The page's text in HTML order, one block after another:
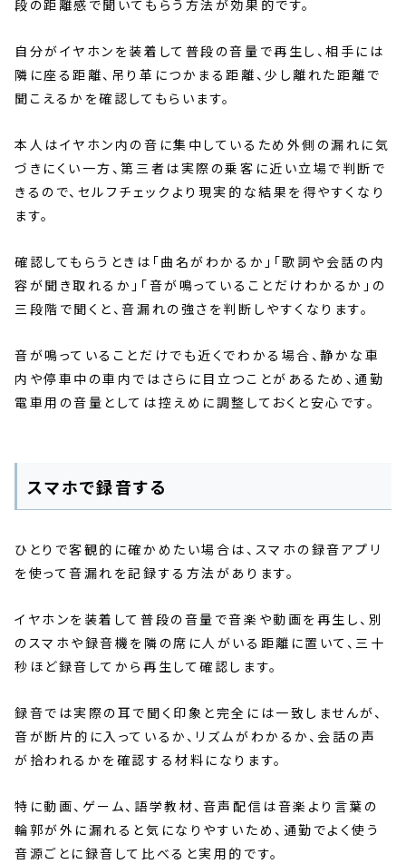
段の距離感で聞いてもらう方法が効果的です。
自分がイヤホンを装着して普段の音量で再生し、相手には
隣に座る距離、吊り革につかまる距離、少し離れた距離で
聞こえるかを確認してもらいます。
本人はイヤホン内の音に集中しているため外側の漏れに気
づきにくい一方、第三者は実際の乗客に近い立場で判断で
きるので、セルフチェックより現実的な結果を得やすくなり
ます。
確認してもらうときは「曲名がわかるか」「歌詞や会話の内
容が聞き取れるか」「音が鳴っていることだけわかるか」の
三段階で聞くと、音漏れの強さを判断しやすくなります。
音が鳴っていることだけでも近くでわかる場合、静かな車
内や停車中の車内ではさらに目立つことがあるため、通勤
電車用の音量としては控えめに調整しておくと安心です。
スマホで録音する
ひとりで客観的に確かめたい場合は、スマホの録音アプリ
を使って音漏れを記録する方法があります。
イヤホンを装着して普段の音量で音楽や動画を再生し、別
のスマホや録音機を隣の席に人がいる距離に置いて、三十
秒ほど録音してから再生して確認します。
録音では実際の耳で聞く印象と完全には一致しませんが、
音が断片的に入っているか、リズムがわかるか、会話の声
が拾われるかを確認する材料になります。
特に動画、ゲーム、語学教材、音声配信は音楽より言葉の
輪郭が外に漏れると気になりやすいため、通勤でよく使う
音源ごとに録音して比べると実用的です。